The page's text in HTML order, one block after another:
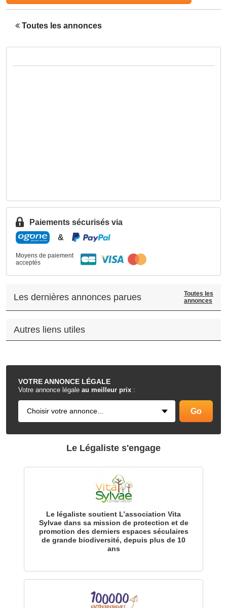
Toutes les annonces
VOTREANNONCE LÉGALE
Votre annonce légale au meilleur prix :
Paiements sécurisés via
&
Moyens de paiement
acceptés
Les dernières annonces parues
Toutes les
annonces
Autres liens utiles
.
Le Légaliste s'engage
Le légaliste soutient L’association Vita
Sylvae dans sa mission de protection et de
promotion des derniers espaces séculaires
de grande biodiversité, depuis plus de 10
ans